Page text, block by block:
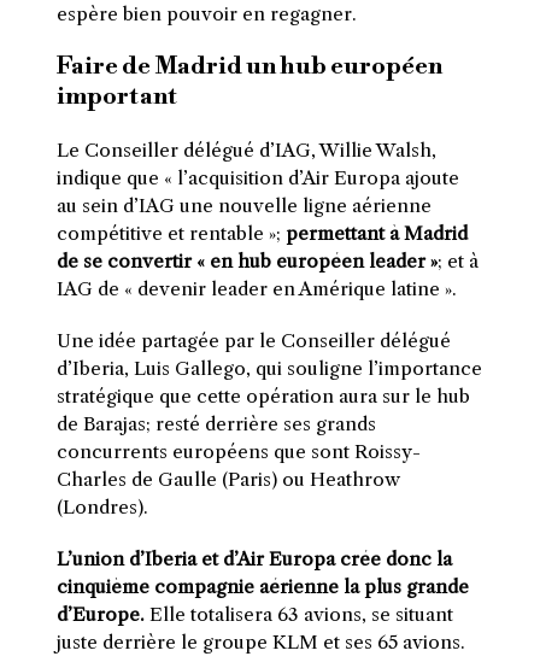
espère bien pouvoir en regagner.
Faire de Madrid un hub européen
important
Le Conseiller délégué d’IAG, Willie Walsh,
indique que « l’acquisition d’Air Europa ajoute
au sein d’IAG une nouvelle ligne aérienne
compétitive et rentable »; permettant à Madrid
de se convertir « en hub européen leader »; et à
IAG de « devenir leader en Amérique latine ».
Une idée partagée par le Conseiller délégué
d’Iberia, Luis Gallego, qui souligne l’importance
stratégique que cette opération aura sur le hub
de Barajas; resté derrière ses grands
concurrents européens que sont Roissy-
Charles de Gaulle (Paris) ou Heathrow
(Londres).
L’union d’Iberia et d’Air Europa crée donc la
cinquième compagnie aérienne la plus grande
d’Europe.Elle totalisera 63 avions, se situant
juste derrière le groupe KLM et ses 65 avions.